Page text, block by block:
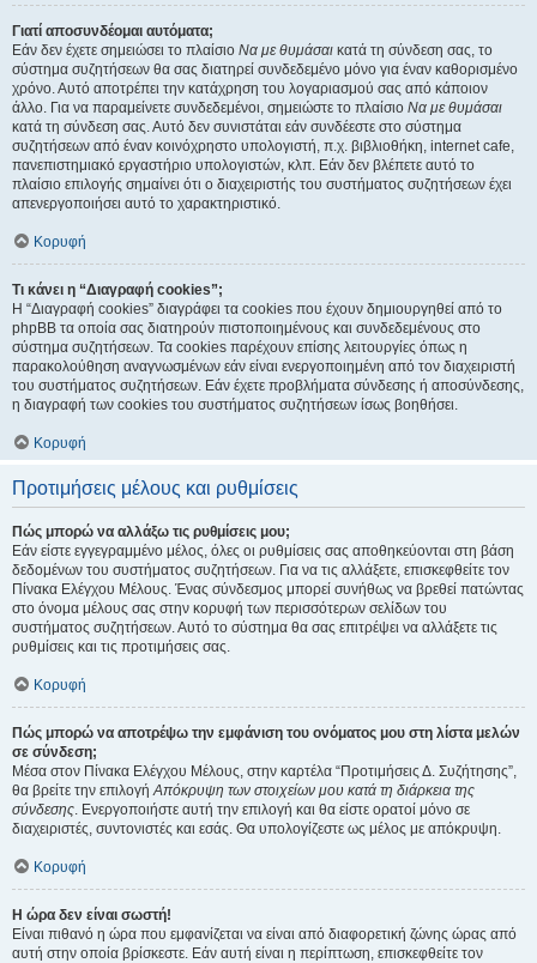
Γιατί αποσυνδέομαι αυτόματα;
Εάν δεν έχετε σημειώσει το πλαίσιο Να με θυμάσαι κατά τη σύνδεση σας, το
σύστημα συζητήσεων θα σας διατηρεί συνδεδεμένο μόνο για έναν καθορισμένο
χρόνο. Αυτό αποτρέπει την κατάχρηση του λογαριασμού σας από κάποιον
άλλο. Για να παραμείνετε συνδεδεμένοι, σημειώστε το πλαίσιο Να με θυμάσαι
κατά τη σύνδεση σας. Αυτό δεν συνιστάται εάν συνδέεστε στο σύστημα
συζητήσεων από έναν κοινόχρηστο υπολογιστή, π.χ. βιβλιοθήκη, internet cafe,
πανεπιστημιακό εργαστήριο υπολογιστών, κλπ. Εάν δεν βλέπετε αυτό το
πλαίσιο επιλογής σημαίνει ότι ο διαχειριστής του συστήματος συζητήσεων έχει
απενεργοποιήσει αυτό το χαρακτηριστικό.
Κορυφή
Τι κάνει η “Διαγραφή cookies”;
Η “Διαγραφή cookies” διαγράφει τα cookies που έχουν δημιουργηθεί από το
phpBB τα οποία σας διατηρούν πιστοποιημένους και συνδεδεμένους στο
σύστημα συζητήσεων. Τα cookies παρέχουν επίσης λειτουργίες όπως η
παρακολούθηση αναγνωσμένων εάν είναι ενεργοποιημένη από τον διαχειριστή
του συστήματος συζητήσεων. Εάν έχετε προβλήματα σύνδεσης ή αποσύνδεσης,
η διαγραφή των cookies του συστήματος συζητήσεων ίσως βοηθήσει.
Κορυφή
Προτιμήσεις μέλους και ρυθμίσεις
Πώς μπορώ να αλλάξω τις ρυθμίσεις μου;
Εάν είστε εγγεγραμμένο μέλος, όλες οι ρυθμίσεις σας αποθηκεύονται στη βάση
δεδομένων του συστήματος συζητήσεων. Για να τις αλλάξετε, επισκεφθείτε τον
Πίνακα Ελέγχου Μέλους. Ένας σύνδεσμος μπορεί συνήθως να βρεθεί πατώντας
στο όνομα μέλους σας στην κορυφή των περισσότερων σελίδων του
συστήματος συζητήσεων. Αυτό το σύστημα θα σας επιτρέψει να αλλάξετε τις
ρυθμίσεις και τις προτιμήσεις σας.
Κορυφή
Πώς μπορώ να αποτρέψω την εμφάνιση του ονόματος μου στη λίστα μελών
σε σύνδεση;
Μέσα στον Πίνακα Ελέγχου Μέλους, στην καρτέλα “Προτιμήσεις Δ. Συζήτησης”,
θα βρείτε την επιλογήΑπόκρυψη των στοιχείων μου κατά τη διάρκεια της
σύνδεσης. Ενεργοποιήστε αυτή την επιλογή και θα είστε ορατοί μόνο σε
διαχειριστές, συντονιστές και εσάς. Θα υπολογίζεστε ως μέλος με απόκρυψη.
Κορυφή
Η ώρα δεν είναι σωστή!
Είναι πιθανό η ώρα που εμφανίζεται να είναι από διαφορετική ζώνης ώρας από
αυτή στην οποία βρίσκεστε. Εάν αυτή είναι η περίπτωση, επισκεφθείτε τον